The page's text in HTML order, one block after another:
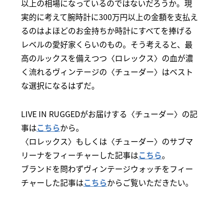
以上の相場になっているのではないだろうか。現
実的に考えて腕時計に300万円以上の金額を支払え
るのはよほどのお金持ちか時計にすべてを捧げる
レベルの愛好家くらいのもの。そう考えると、最
高のルックスを備えつつ〈ロレックス〉の血が濃
く流れるヴィンテージの〈チューダー〉はベスト
な選択になるはずだ。
LIVE IN RUGGEDがお届けする〈チューダー〉の記
事はこちらから。
〈ロレックス〉もしくは〈チューダー〉のサブマ
リーナをフィーチャーした記事はこちら。
ブランドを問わずヴィンテージウォッチをフィー
チャーした記事はこちらからご覧いただきたい。